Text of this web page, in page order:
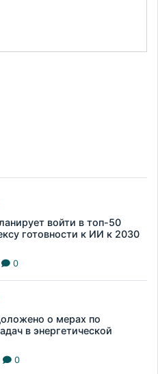
войти в топ-50
готовности к ИИ к 2030
0
о мерах по
в энергетической
0